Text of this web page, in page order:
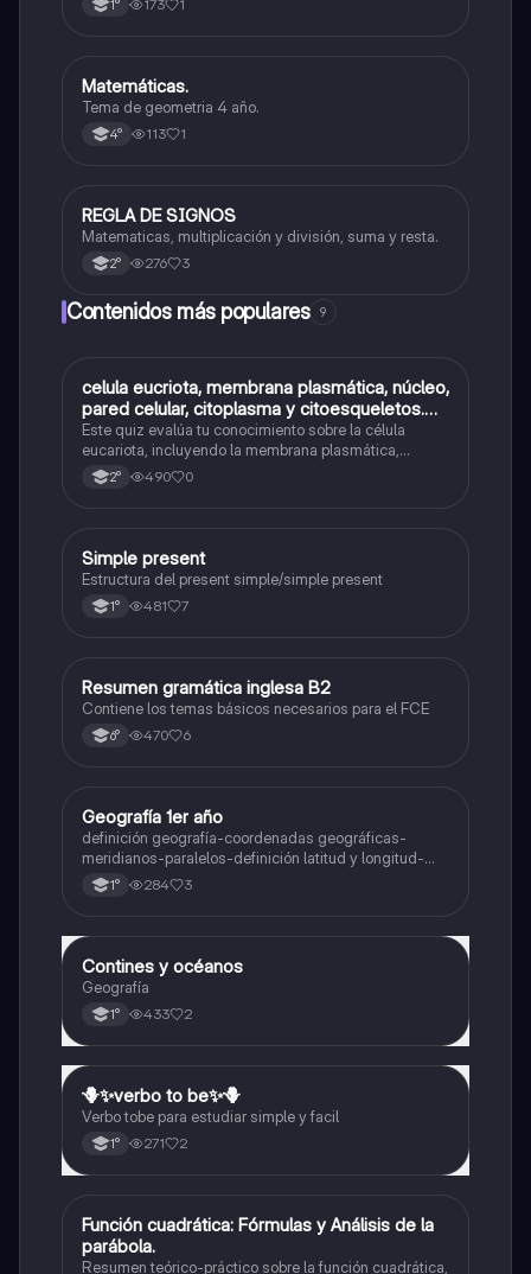
1° 173 1
Matemáticas
Matemáticas.
Tema de geometria 4 año.
4° 113 1
Matemáticas
REGLA DE SIGNOS
Matematicas, multiplicación y división, suma y resta.
2° 276 3
Contenidos más populares 9
CBiología
celula eucriota, membrana plasmática, núcleo,
pared celular, citoplasma y citoesqueletos.
nombre se las partes de la celula eucariota
Este quiz evalúa tu conocimiento sobre la célula
eucariota, incluyendo la membrana plasmática,
núcleo, pared celular, citoplasma y citoesqueleto.
2° 490 0
Inglés
Simple present
Estructura del present simple/simple present
1° 481 7
Inglés
Resumen gramática inglesa B2
Contiene los temas básicos necesarios para el FCE
6° 470 6
Geografía
Geografía 1er año
definición geografía-coordenadas geográficas-
meridianos-paralelos-definición latitud y longitud-
elementos del mapa-definición mapa-localización
relativa y absoluta
1° 284 3
Geografía
Contines y océanos
Geografía
1° 433 2
Inglés
🪻✨️verbo to be✨️🪻
Verbo tobe para estudiar simple y facil
1° 271 2
Matemáticas
Función cuadrática: Fórmulas y Análisis de la
parábola.
Resumen teórico-práctico sobre la función cuadrática,